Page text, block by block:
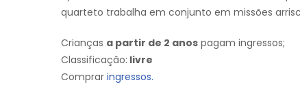
quarteto trabalha em conjunto em missões
Crianças a partir de 2 anos pagam ingressos;
Classificação: livre
Comprar ingressos.